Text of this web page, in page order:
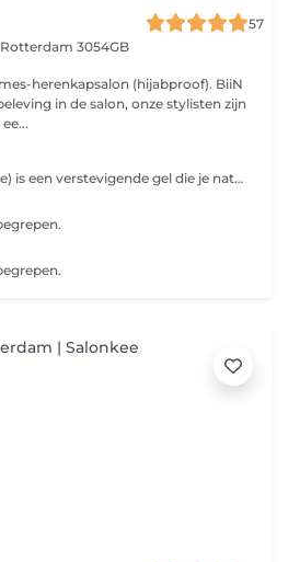
57
Rotterdam 3054GB
herenkapsalon (hijabproof). BiiN
in de salon, onze stylisten zijn
BIAB (Builder In A Bottle) is een verstevigende gel die je natuurlijke nagels helpt groeien en beschermt tegen scheuren of breken. standaard manicure inbegrepen.